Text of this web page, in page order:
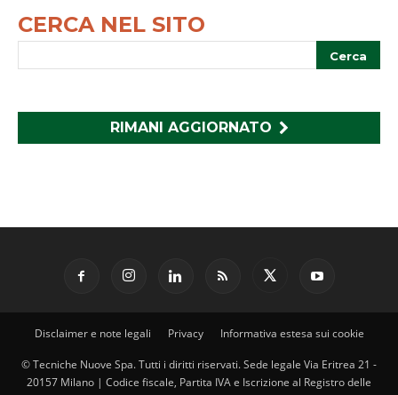
CERCA NEL SITO
RIMANI AGGIORNATO
Disclaimer e note legali Privacy Informativa estesa sui cookie
© Tecniche Nuove Spa. Tutti i diritti riservati. Sede legale Via Eritrea 21 -
20157 Milano | Codice fiscale, Partita IVA e Iscrizione al Registro delle